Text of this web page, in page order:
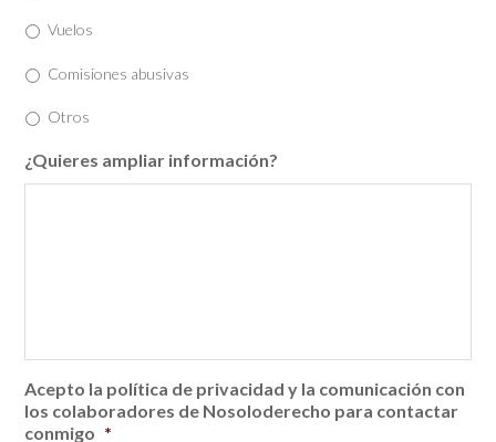
Vuelos
Comisiones abusivas
Otros
¿Quieres ampliar información?
Acepto la política de privacidad y la comunicación con
los colaboradores de Nosoloderecho para contactar
conmigo *